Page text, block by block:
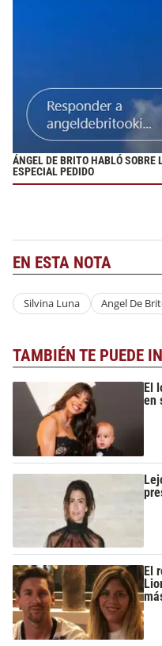
ÁNGEL DE BRITO HABLÓ
ESPECIAL PEDIDO
EN ESTA NOTA
Silvina Luna Angel De
TAMBIÉN TE PUEDE
El
en
El